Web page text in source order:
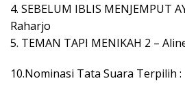
4. SEBELUM IBLIS MENJEMPUT
Raharjo
5. TEMAN TAPI MENIKAH 2 –
10.Nominasi Tata Suara Terpilih :